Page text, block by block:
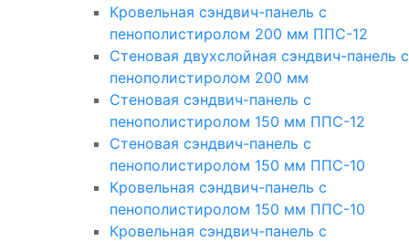
Кровельная сэндвич-панель с
пенополистиролом 200 мм ППС-12
Стеновая двухслойная сэндвич-панель с
пенополистиролом 200 мм
Стеновая сэндвич-панель с
пенополистиролом 150 мм ППС-12
Стеновая сэндвич-панель с
пенополистиролом 150 мм ППС-10
Кровельная сэндвич-панель с
пенополистиролом 150 мм ППС-10
Кровельная сэндвич-панель с